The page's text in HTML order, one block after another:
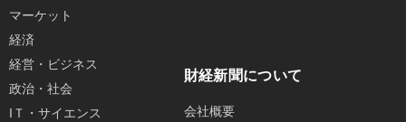
マーケット
経済
経営・ビジネス
政治・社会
IＴ・サイエンス
財経新聞について
会社概要